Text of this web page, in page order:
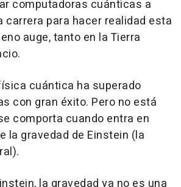
computadoras cuánticas a
carrera para hacer realidad esta
auge, tanto en la Tierra
cuántica ha superado
con gran éxito. Pero no está
comporta cuando entra en
la gravedad de Einstein (la
la gravedad ya no es una